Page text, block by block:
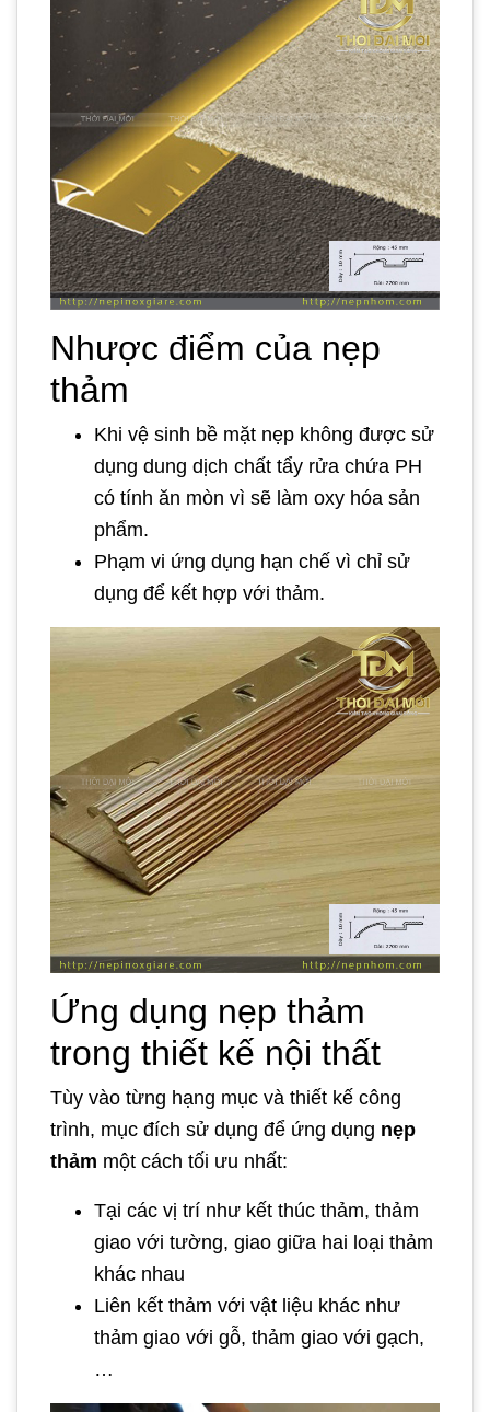
Nhược điểm của nẹp
thảm
Khi vệ sinh bề mặt nẹp không được sử
dụng dung dịch chất tẩy rửa chứa PH
có tính ăn mòn vì sẽ làm oxy hóa sản
phẩm.
Phạm vi ứng dụng hạn chế vì chỉ sử
dụng để kết hợp với thảm.
Ứng dụng nẹp thảm
trong thiết kế nội thất
Tùy vào từng hạng mục và thiết kế công
trình, mục đích sử dụng để ứng dụng nẹp
thảm một cách tối ưu nhất:
Tại các vị trí như kết thúc thảm, thảm
giao với tường, giao giữa hai loại thảm
khác nhau
Liên kết thảm với vật liệu khác như
thảm giao với gỗ, thảm giao với gạch,
…